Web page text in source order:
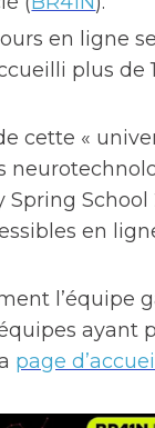
en ligne
plus de
cette «
Spring School
en
l’équipe
ayant
page d’accueil